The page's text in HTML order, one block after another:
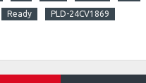
Ready PLD-24CV1869